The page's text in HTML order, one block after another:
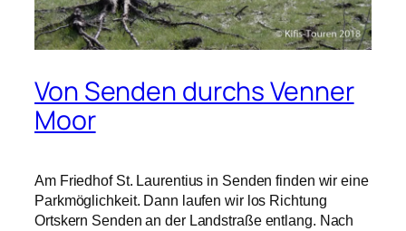
Von Senden durchs Venner
Moor
Am Friedhof St. Laurentius in Senden finden wir eine
Parkmöglichkeit. Dann laufen wir los Richtung
Ortskern Senden an der Landstraße entlang. Nach